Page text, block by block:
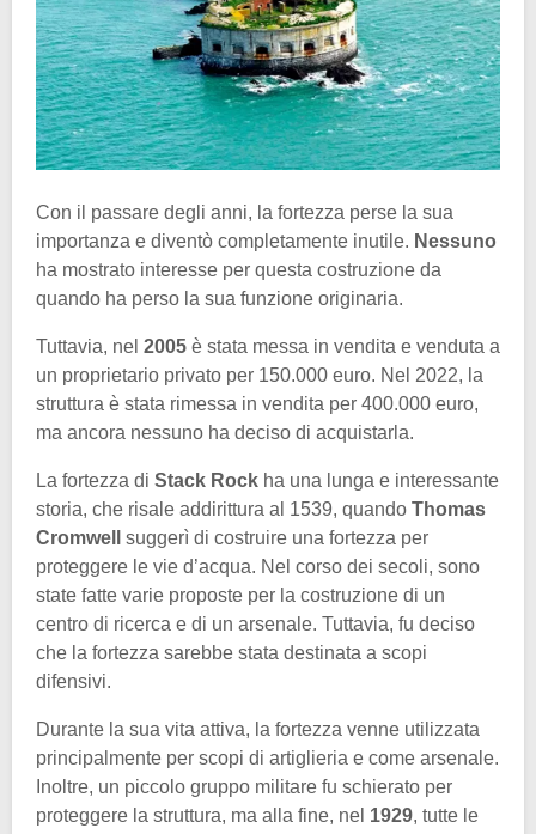
Con il passare degli anni, la fortezza perse la sua
importanza e diventò completamente inutile. Nessuno
ha mostrato interesse per questa costruzione da
quando ha perso la sua funzione originaria.
Tuttavia, nel 2005 è stata messa in vendita e venduta a
un proprietario privato per 150.000 euro. Nel 2022, la
struttura è stata rimessa in vendita per 400.000 euro,
ma ancora nessuno ha deciso di acquistarla.
La fortezza di Stack Rock ha una lunga e interessante
storia, che risale addirittura al 1539, quando Thomas
Cromwell
suggerì di costruire una fortezza per
proteggere le vie d’acqua. Nel corso dei secoli, sono
state fatte varie proposte per la costruzione di un
centro di ricerca e di un arsenale. Tuttavia, fu deciso
che la fortezza sarebbe stata destinata a scopi
difensivi.
Durante la sua vita attiva, la fortezza venne utilizzata
principalmente per scopi di artiglieria e come arsenale.
Inoltre, un piccolo gruppo militare fu schierato per
proteggere la struttura, ma alla fine, nel 1929, tutte le